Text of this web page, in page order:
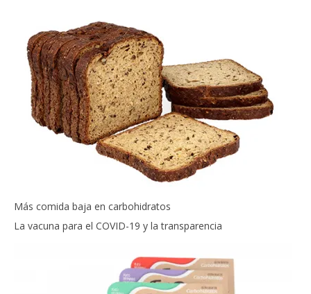
Más comida baja en carbohidratos
La vacuna para el COVID-19 y la transparencia